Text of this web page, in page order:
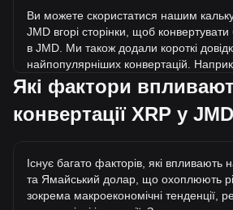
Ви можете скористатися нашим
JMD вгорі сторінки, щоб
в JMD. Ми також додали короткі
найпопулярніших конвертацій.
еквівалентні 0.03065 XRP, а 5 XRP
815.68JMD.
Яка найвища ціна XRP/JMD в
$610.06. Ще невідомо, чи перевищить
JMD поточний історичний максимум.
Які фактори
конвертації XRP у
Існує багато факторів, які впливають
та Ямайський долар, що охоплюють
зокрема макроекономічні тенденції,